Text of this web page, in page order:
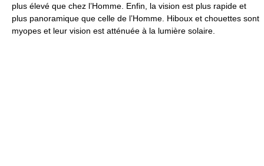
plus élevé que chez l’Homme. Enfin, la vision est plus rapide et
plus panoramique que celle de l’Homme. Hiboux et chouettes sont
myopes et leur vision est atténuée à la lumière solaire.